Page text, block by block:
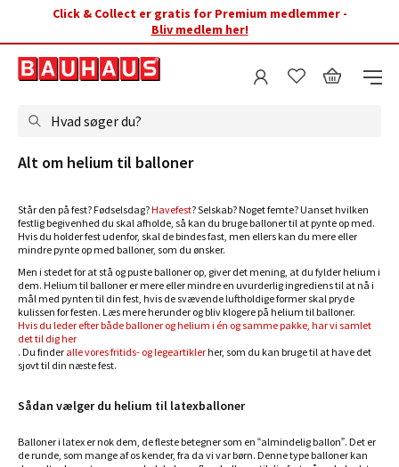
Click & Collect er gratis for Premium medlemmer -
Bliv medlem her!
Hvad søger du?
Alt om helium til balloner
Står den på fest? Fødselsdag?Havefest? Selskab? Noget femte? Uanset hvilken
festlig begivenhed du skal afholde, så kan du bruge balloner til at pynte op med.
Hvis du holder fest udenfor, skal de bindes fast, men ellers kan du mere eller
mindre pynte op med balloner, som du ønsker.
Men i stedet for at stå og puste balloner op, giver det mening, at du fylder helium i
dem. Helium til balloner er mere eller mindre en uvurderlig ingrediens til at nå i
mål med pynten til din fest, hvis de svævende luftholdige former skal pryde
kulissen for festen. Læs mere herunder og bliv klogere på helium til balloner.
Hvis du leder efter både balloner og helium i én og samme pakke, har vi samlet
det til dig her
. Du finder alle vores fritids- og legeartikler her, som du kan bruge til at have det
sjovt til din næste fest.
Sådan vælger du helium til latexballoner
Balloner i latex er nok dem, de fleste betegner som en “almindelig ballon”. Det er
de runde, som mange af os kender, fra da vi var børn. Denne type balloner kan